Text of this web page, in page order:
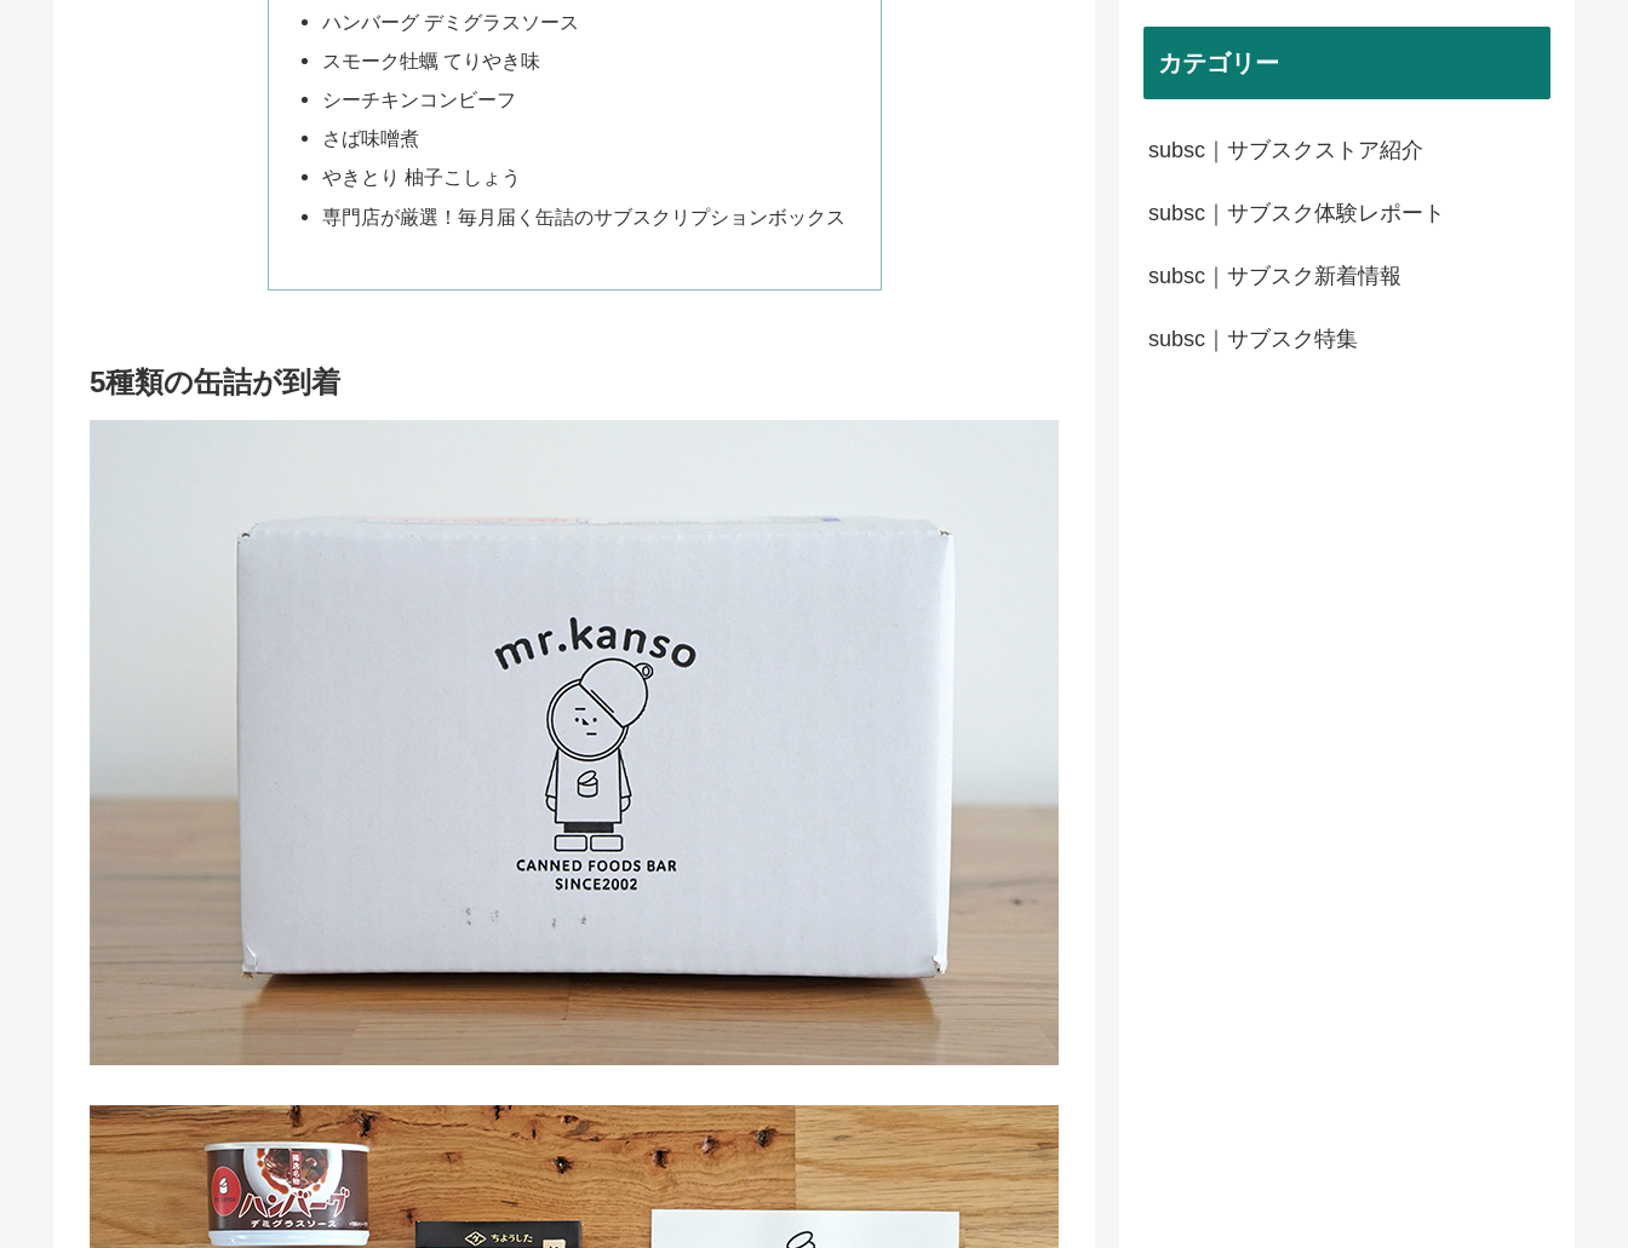
ハンバーグ デミグラスソース
スモーク牡蠣 てりやき味
シーチキンコンビーフ
さば味噌煮
やきとり 柚子こしょう
専門店が厳選！毎月届く缶詰のサブスクリプションボックス
5種類の缶詰が到着
カテゴリー
subsc｜サブスクストア紹介
subsc｜サブスク体験レポート
subsc｜サブスク新着情報
subsc｜サブスク特集